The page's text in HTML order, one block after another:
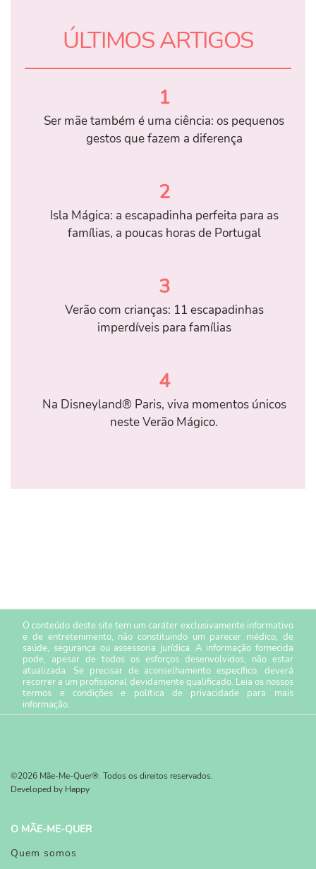
ÚLTIMOS ARTIGOS
1
Ser mãe também é uma ciência: os pequenos
gestos que fazem a diferença
2
Isla Mágica: a escapadinha perfeita para as
famílias, a poucas horas de Portugal
3
Verão com crianças: 11 escapadinhas
imperdíveis para famílias
4
Na Disneyland® Paris, viva momentos únicos
neste Verão Mágico.
O conteúdo deste site tem um caráter exclusivamente informativo
e de entretenimento, não constituindo um parecer médico, de
saúde, segurança ou assessoria jurídica. A informação fornecida
pode, apesar de todos os esforços desenvolvidos, não estar
atualizada. Se precisar de aconselhamento específico, deverá
recorrer a um profissional devidamente qualificado. Leia os nossos
termos e condiçõese política de privacidade para mais
informação.
©2026 Mãe-Me-Quer®. Todos os direitos reservados.
Developed by Happy
O MÃE-ME-QUER
Quem somos